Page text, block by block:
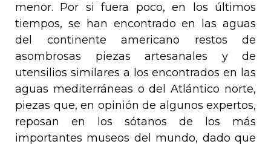
menor. Por si fuera poco, en los últimos
tiempos, se han encontrado en las aguas
del continente americano restos de
asombrosas piezas artesanales y de
utensilios similares a los encontrados en las
aguas mediterráneas o del Atlántico norte,
piezas que, en opinión de algunos expertos,
reposan en los sótanos de los más
importantes museos del mundo, dado que